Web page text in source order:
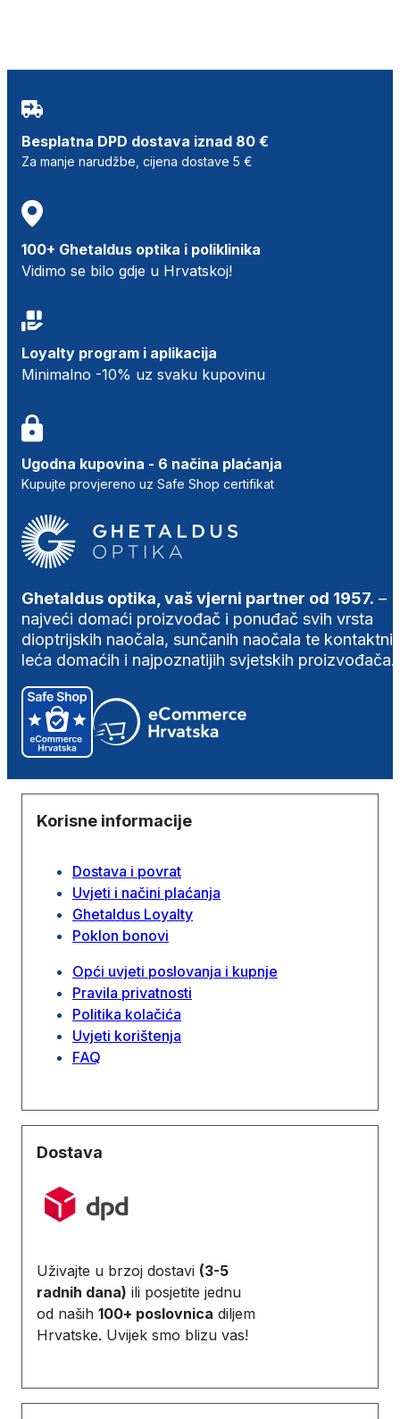
Besplatna DPD dostava iznad 80 €
Za manje narudžbe, cijena dostave 5 €
100+ Ghetaldus optika i poliklinika
Vidimo se bilo gdje u Hrvatskoj!
Loyalty program i aplikacija
Minimalno -10% uz svaku kupovinu
Ugodna kupovina - 6 načina plaćanja
Kupujte provjereno uz Safe Shop certifikat
Ghetaldus optika, vaš vjerni partner od 1957. –
najveći domaći proizvođač i ponuđač svih vrsta
dioptrijskih naočala, sunčanih naočala te
leća domaćih i najpoznatijih svjetskih proizvođača.
Korisne informacije
Dostava i povrat
Uvjeti i načini plaćanja
Ghetaldus Loyalty
Poklon bonovi
Opći uvjeti poslovanja i kupnje
Pravila privatnosti
Politika kolačića
Uvjeti korištenja
FAQ
Dostava
Uživajte u brzoj dostavi (3-5
radnih dana) ili posjetite jednu
od naših 100+ poslovnica diljem
Hrvatske. Uvijek smo blizu vas!